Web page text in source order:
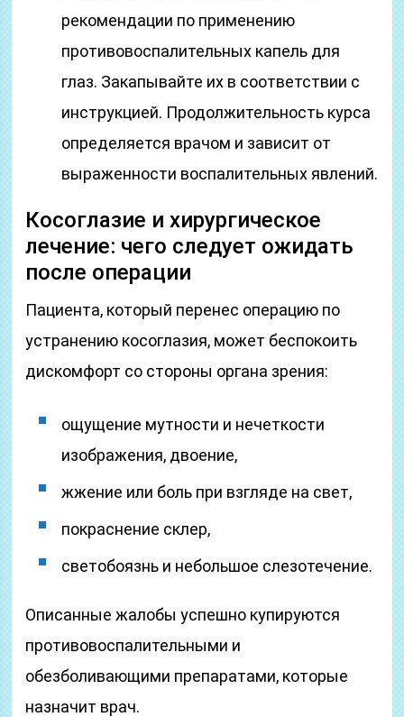
рекомендации по применению
противовоспалительных капель для
глаз. Закапывайте их в соответствии с
инструкцией. Продолжительность курса
определяется врачом и зависит от
выраженности воспалительных явлений.
Косоглазие и хирургическое
лечение: чего следует ожидать
после операции
Пациента, который перенес операцию по
устранению косоглазия, может беспокоить
дискомфорт со стороны органа зрения:
ощущение мутности и нечеткости
изображения, двоение,
жжение или боль при взгляде на свет,
покраснение склер,
светобоязнь и небольшое слезотечение.
Описанные жалобы успешно купируются
противовоспалительными и
обезболивающими препаратами, которые
назначит врач.